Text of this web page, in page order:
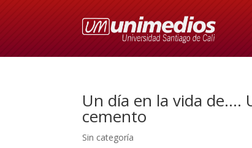
Un día en la vida de….
cemento
Sin categoría